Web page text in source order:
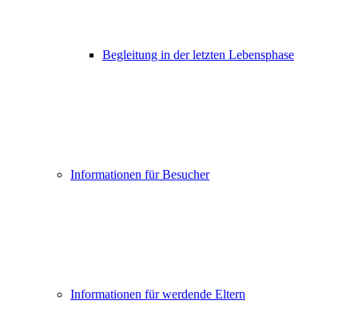
Begleitung in der letzten Lebensphase
Informationen für Besucher
Informationen für werdende Eltern